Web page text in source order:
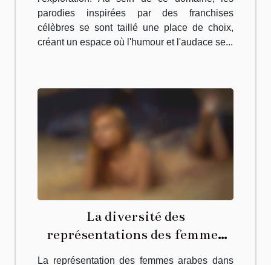
parodies inspirées par des franchises
célèbres se sont taillé une place de choix,
créant un espace où l'humour et l'audace se...
La diversité des
représentations des femmes
arabes dans les médias adultes
La représentation des femmes arabes dans